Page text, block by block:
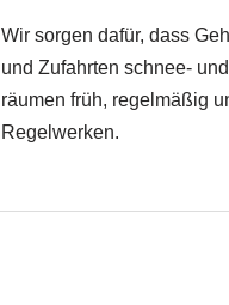
Wir sorgen dafür, dass
und Zufahrten schnee-
räumen früh, regelmäßig
Regelwerken.